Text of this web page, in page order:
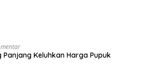
Panjang Keluhkan Harga Pupuk